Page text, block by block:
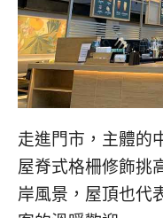
走進門市，主體的
屋脊式格柵修飾挑
岸風景，屋頂也代